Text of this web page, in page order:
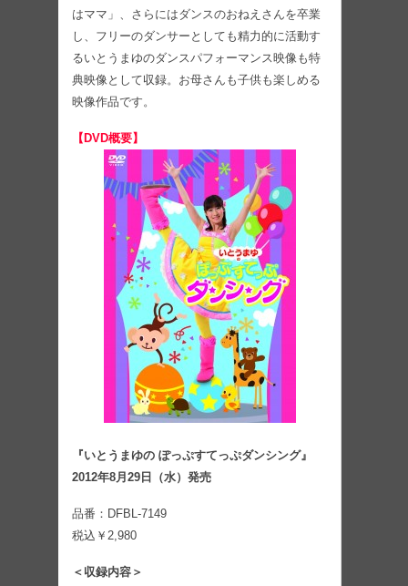
はママ」、さらにはダンスのおねえさんを卒業
し、フリーのダンサーとしても精力的に活動す
るいとうまゆのダンスパフォーマンス映像も特
典映像として収録。お母さんも子供も楽しめる
映像作品です。
【DVD概要】
『いとうまゆの ぽっぷすてっぷダンシング』
2012年8月29日（水）発売
品番：DFBL-7149
税込￥2,980
＜収録内容＞